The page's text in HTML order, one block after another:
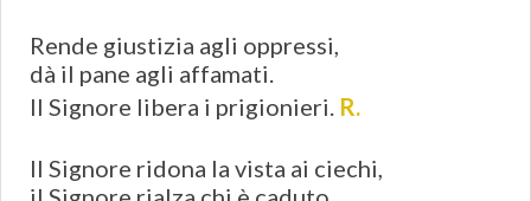
Rende giustizia agli oppressi,
dà il pane agli affamati.
Il Signore libera i prigionieri. R.
Il Signore ridona la vista ai ciechi,